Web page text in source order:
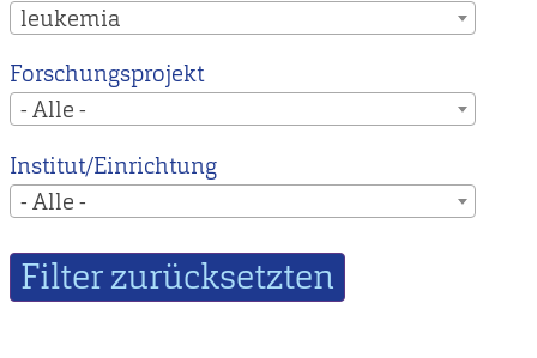
leukemia
Forschungsprojekt
- Alle -
Institut/Einrichtung
- Alle -